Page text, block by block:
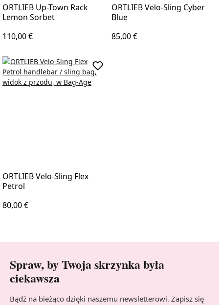
ORTLIEB Up-Town Rack
Lemon Sorbet
Regular price:
110,00 €
ORTLIEB Velo-Sling Cyber
Blue
Regular price:
85,00 €
ORTLIEB Velo-Sling Flex
Petrol
Regular price:
80,00 €
Spraw, by Twoja skrzynka była
ciekawsza
Bądź na bieżąco dzięki naszemu newsletterowi. Zapisz się